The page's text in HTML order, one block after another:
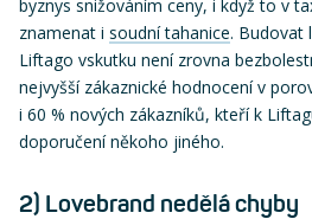
byznys snižováním ceny, i když to v
znamenat i soudní tahanice. Budovat
Liftago vskutku není zrovna
nejvyšší zákaznické hodnocení v
i 60 % nových zákazníků, kteří k
doporučení někoho jiného.
2) Lovebrand nedělá chyby